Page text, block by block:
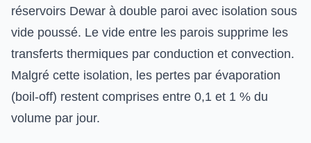
réservoirs Dewar à double paroi avec isolation sous
vide poussé. Le vide entre les parois supprime les
transferts thermiques par conduction et convection.
Malgré cette isolation, les pertes par évaporation
(boil-off) restent comprises entre 0,1 et 1 % du
volume par jour.